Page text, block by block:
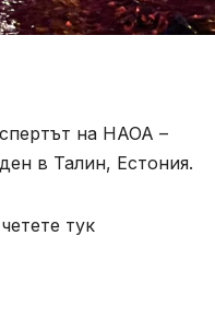
на НАОА –
в Талин, Естония.
тук